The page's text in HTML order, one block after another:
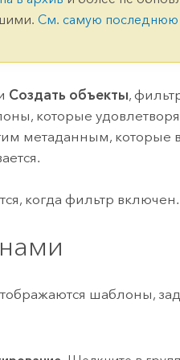
См. самую последнюю
Создать объекты,
которые
метаданным, которые
когда фильтр включен.
шаблоны,